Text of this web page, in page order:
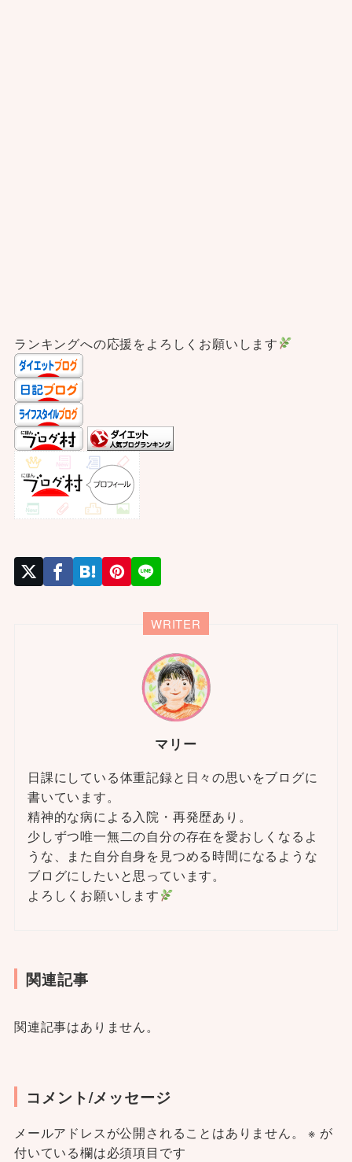
ランキングへの応援をよろしくお願いします
WRITER
マリー
日課にしている体重記録と日々の思いをブログに
書いています。
精神的な病による入院・再発歴あり。
少しずつ唯一無二の自分の存在を愛おしくなるよ
うな、また自分自身を見つめる時間になるような
ブログにしたいと思っています。
よろしくお願いします
関連記事
関連記事はありません。
コメント/メッセージ
メールアドレスが公開されることはありません。 ※ が
付いている欄は必須項目です